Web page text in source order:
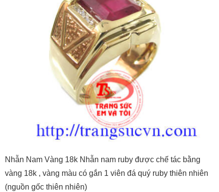
Nhẫn Nam Vàng 18k Nhẫn nam ruby được chế tác bằng
vàng 18k , vàng màu có gắn 1 viên đá quý ruby thiên nhiên
(nguồn gốc thiên nhiên)